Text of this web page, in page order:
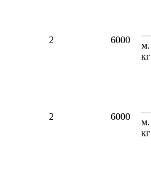
2 6000
м.
кг
2 6000
м.
кг